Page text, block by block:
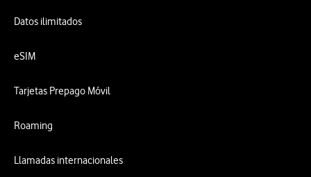
Datos ilimitados
eSIM
Tarjetas Prepago Móvil
Roaming
Llamadas internacionales